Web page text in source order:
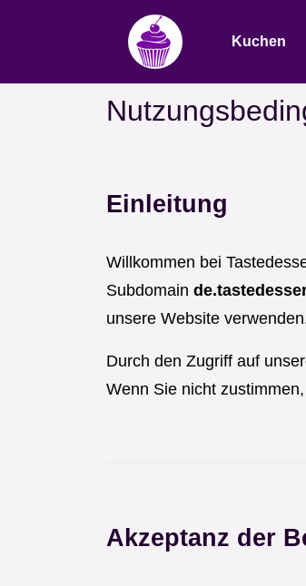
Kuchen
Einleitung
Willkommen bei
Subdomain
unsere Website
Durch den Zugriff auf
Wenn Sie nicht
Akzeptanz der